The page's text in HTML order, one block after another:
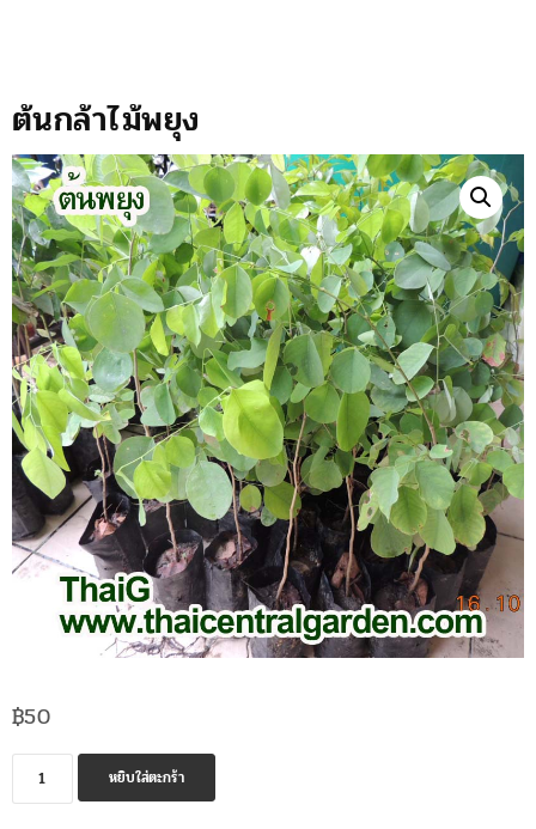
ต้นกล้าไม้พยุง
฿50
จำนวน
ต้น
หยิบใส่ตะกร้า